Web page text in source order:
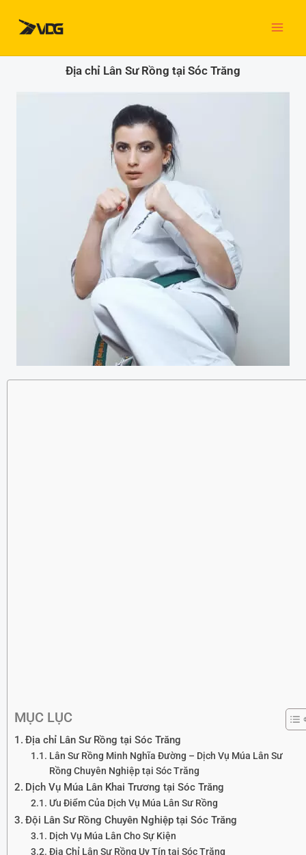
dung
Địa chỉ Lân Sư Rồng tại Sóc Trăng
MỤC LỤC
Địa chỉ Lân Sư Rồng tại Sóc Trăng
Lân Sư Rồng Minh Nghĩa Đường – Dịch Vụ Múa Lân Sư
Rồng Chuyên Nghiệp tại Sóc Trăng
Dịch Vụ Múa Lân Khai Trương tại Sóc Trăng
Ưu Điểm Của Dịch Vụ Múa Lân Sư Rồng
Đội Lân Sư Rồng Chuyên Nghiệp tại Sóc Trăng
Dịch Vụ Múa Lân Cho Sự Kiện
Địa Chỉ Lân Sư Rồng Uy Tín tại Sóc Trăng